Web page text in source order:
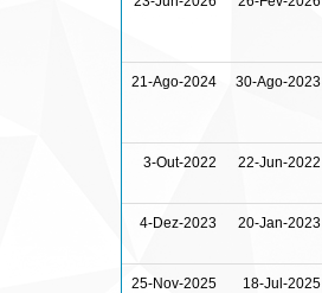
21-Ago-2024 30-Ago-2023
3-Out-2022 22-Jun-2022
4-Dez-2023 20-Jan-2023
25-Nov-2025 18-Jul-2025